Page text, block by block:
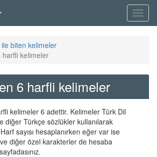
Menü
ile biten kelimeler
harfli kelimeler
6 harfli kelimeler
kelimeler 6 adettir. Kelimeler Türk Dil
diğer Türkçe sözlükler kullanılarak
sayısı hesaplanırken eğer var ise
diğer özel karakterler de hesaba